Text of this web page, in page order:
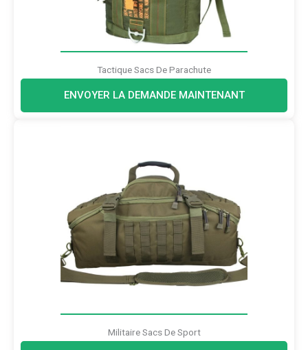
Tactique Sacs De Parachute
ENVOYER LA DEMANDE MAINTENANT
Militaire Sacs De Sport